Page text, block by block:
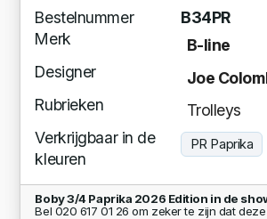
Bestelnummer
B34PR
Merk
B-line
Designer
Joe
Rubrieken
Trolleys
Verkrijgbaar in de
kleuren
PR Paprika
Boby 3/4 Paprika 2026 Edition in de
Bel 020 617 01 26 om zeker te zijn dat